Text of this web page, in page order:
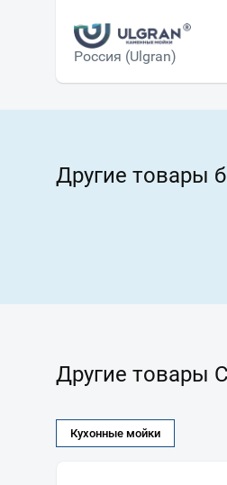
Россия (Ulgran)
Другие товары
Другие товары
Кухонные мойки